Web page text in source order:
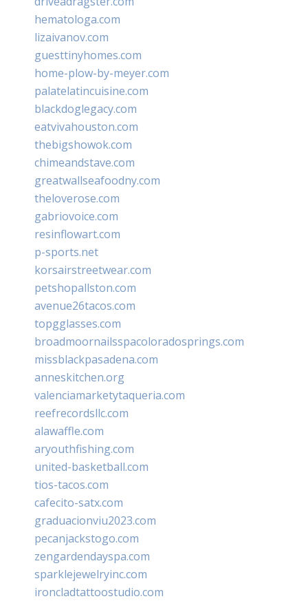
hematologa.com
lizaivanov.com
guesttinyhomes.com
home-plow-by-meyer.com
palatelatincuisine.com
blackdoglegacy.com
eatvivahouston.com
thebigshowok.com
chimeandstave.com
greatwallseafoodny.com
theloverose.com
gabriovoice.com
resinflowart.com
p-sports.net
korsairstreetwear.com
petshopallston.com
avenue26tacos.com
topgglasses.com
broadmoornailsspacoloradosprings.com
missblackpasadena.com
anneskitchen.org
valenciamarketytaqueria.com
reefrecordsllc.com
alawaffle.com
aryouthfishing.com
united-basketball.com
tios-tacos.com
cafecito-satx.com
graduacionviu2023.com
pecanjackstogo.com
zengardendayspa.com
sparklejewelryinc.com
ironcladtattoostudio.com